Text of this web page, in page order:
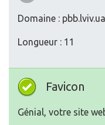
Domaine : pbb.lviv.ua
Longueur : 11
Favicon
Génial, votre site